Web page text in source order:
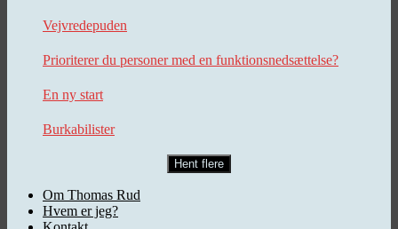
Vejvredepuden
Prioriterer du personer med en funktionsnedsættelse?
En ny start
Burkabilister
Hent flere
Om Thomas Rud
Hvem er jeg?